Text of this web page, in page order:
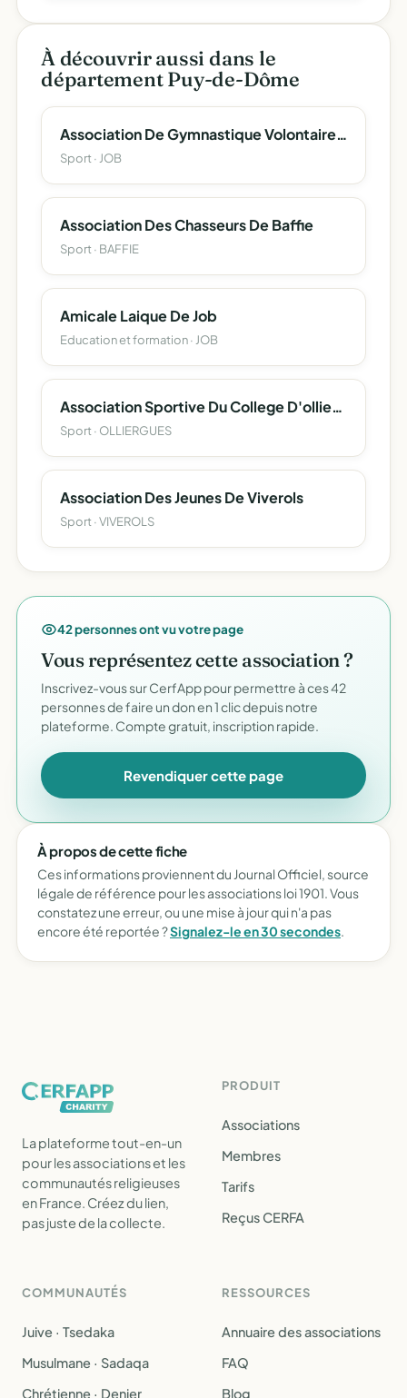
À découvrir aussi dans le
département Puy-de-Dôme
Association De Gymnastique Volontaire De Job
Sport · JOB
Association Des Chasseurs De Baffie
Sport · BAFFIE
Amicale Laique De Job
Education et formation · JOB
Association Sportive Du College D'olliergues Esperance Sportive
Sport · OLLIERGUES
Association Des Jeunes De Viverols
Sport · VIVEROLS
42 personnes ont vu votre page
Vous représentez cette association ?
Inscrivez-vous sur CerfApp pour permettre à ces 42
personnes de faire un don en 1 clic depuis notre
plateforme. Compte gratuit, inscription rapide.
Revendiquer cette page
À propos de cette fiche
Ces informations proviennent du Journal Officiel, source
légale de référence pour les associations loi 1901. Vous
constatez une erreur, ou une mise à jour qui n'a pas
encore été reportée ?Signalez-le en 30 secondes.
La plateforme tout-en-un
pour les associations et les
communautés religieuses
en France. Créez du lien,
pas juste de la collecte.
PRODUIT
Associations
Membres
Tarifs
Reçus CERFA
COMMUNAUTÉS
Juive · Tsedaka
Musulmane · Sadaqa
Chrétienne · Denier
RESSOURCES
Annuaire des associations
FAQ
Blog